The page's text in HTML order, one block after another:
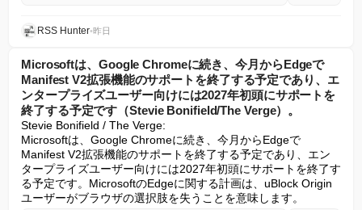
RSS Hunter•昨日
Microsoftは、Google Chromeに続き、今月からEdgeで
Manifest V2拡張機能のサポートを終了する予定であり、エ
ンタープライズユーザー向けには2027年初頭にサポートを
終了する予定です（Stevie Bonifield/The Verge）。
Stevie Bonifield / The Verge:
Microsoftは、Google Chromeに続き、今月からEdgeで
Manifest V2拡張機能のサポートを終了する予定であり、エン
タープライズユーザー向けには2027年初頭にサポートを終了す
る予定です。MicrosoftのEdgeに関する計画は、uBlock Origin
ユーザーがブラウザの選択肢を失うことを意味します。